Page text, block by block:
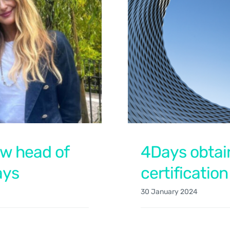
head of
4Days
certification
30 January 2024